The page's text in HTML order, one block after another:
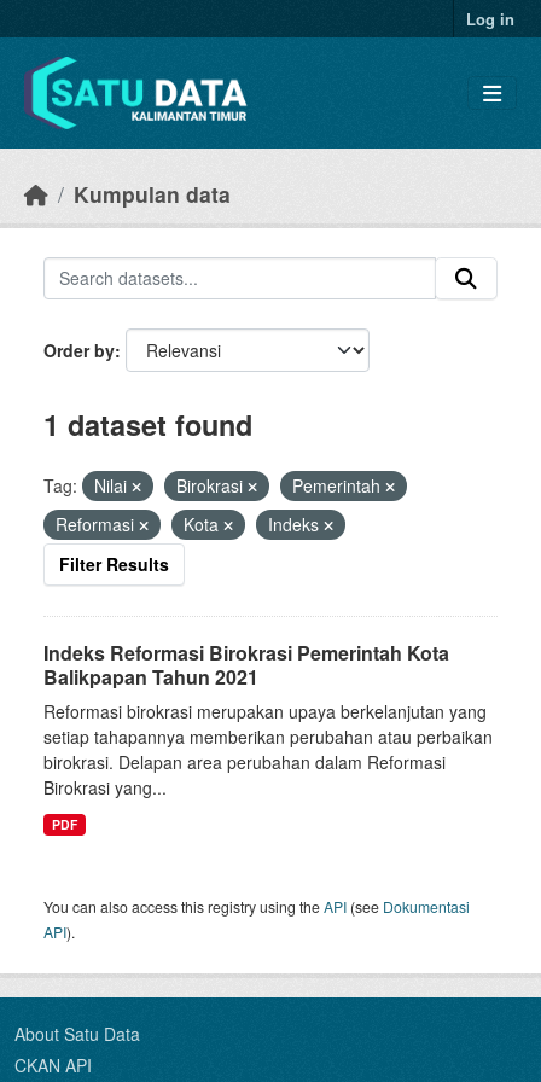
Log in
Kumpulan data
Order by
1 dataset found
Tag: Nilai Birokrasi
Pemerintah
Reformasi
Kota
Indeks
Filter Results
Indeks Reformasi Birokrasi Pemerintah Kota
Balikpapan Tahun 2021
Reformasi birokrasi merupakan upaya berkelanjutan yang
setiap tahapannya memberikan perubahan atau perbaikan
birokrasi. Delapan area perubahan dalam Reformasi
Birokrasi yang...
PDF
You can also access this registry using theAPI (see Dokumentasi
API).
About Satu Data
CKAN API